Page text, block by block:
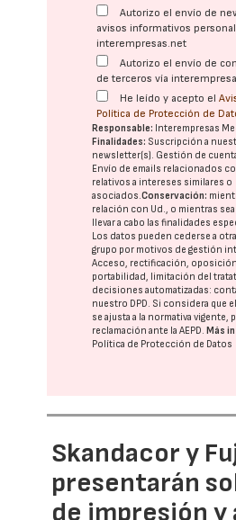
Autorizo el envío de
avisos informativos
interempresas.net
Autorizo el envío de
de terceros vía
He leído y acepto el
Política de Protección de
Responsable: Interempresas
Finalidades: Suscripción a
newsletter(s). Gestión de
Envío de emails relacionados
relativos a intereses similares o
asociados.Conservación:
relación con Ud., o mientras
llevar a cabo las finalidades
Los datos pueden cederse a
grupo por motivos de gestión
Acceso, rectificación,
portabilidad, limitación del
decisiones automatizadas:
nuestro DPD . Si considera que
se ajusta a la normativa vigente,
reclamación ante laAEPD .Más
Política de Protección de Datos
Skandacor y
presentarán
de impresión y